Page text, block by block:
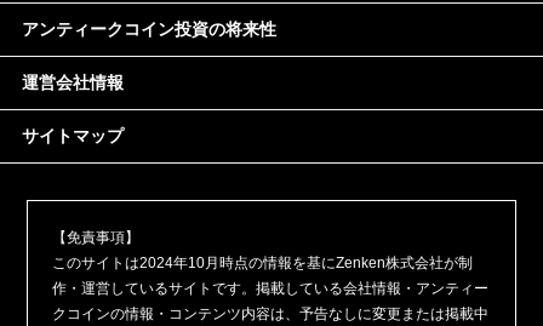
アンティークコイン投資の将来性
運営会社情報
サイトマップ
【免責事項】
このサイトは2024年10月時点の情報を基にZenken株式会社が制
作・運営しているサイトです。掲載している会社情報・アンティー
クコインの情報・コンテンツ内容は、予告なしに変更または掲載中